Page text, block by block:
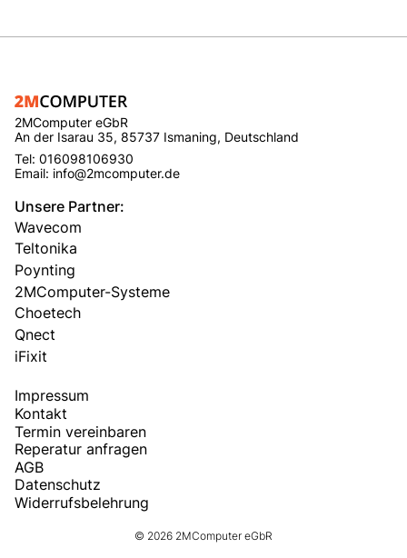
2MComputer eGbR
An der Isarau 35, 85737 Ismaning, Deutschland
Tel: 016098106930
Email: info@2mcomputer.de
Unsere Partner:
Wavecom
Teltonika
Poynting
2MComputer-Systeme
Choetech
Qnect
iFixit
Impressum
Kontakt
Termin vereinbaren
Reperatur anfragen
AGB
Datenschutz
Widerrufsbelehrung
© 2026 2MComputer eGbR